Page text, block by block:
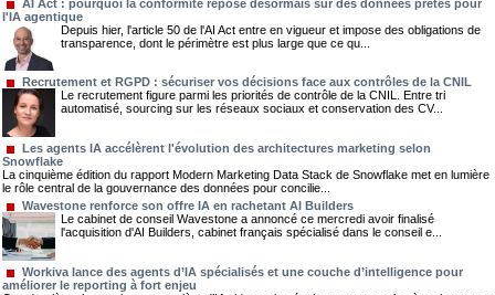
AI Act : pourquoi la conformité repose désormais sur des données prêtes pour
l'IA agentique
Depuis hier, l'article 50 de l'AI Act entre en vigueur et impose des obligations de
transparence, dont le périmètre est plus large que ce qu...
Recrutement et RGPD : sécuriser vos décisions face aux contrôles de la CNIL
Le recrutement figure parmi les priorités de contrôle de la CNIL. Entre tri
automatisé, sourcing sur les réseaux sociaux et conservation des CV...
Les agents IA accélèrent l'évolution des architectures marketing selon
Snowflake
La cinquième édition du rapport Modern Marketing Data Stack de Snowflake met en lumière
le rôle central de la gouvernance des données pour concilie...
Wavestone renforce son offre IA en rachetant AI Builders
Le cabinet de conseil Wavestone a annoncé ce mercredi avoir finalisé
l'acquisition d'AI Builders, cabinet français spécialisé dans le conseil e...
Workiva lance des agents d’IA spécialisés et une couche d’intelligence pour
améliorer le reporting à fort enjeu